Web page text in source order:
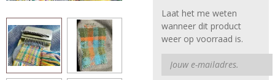
Laat het me weten
wanneer dit product
weer op voorraad is.